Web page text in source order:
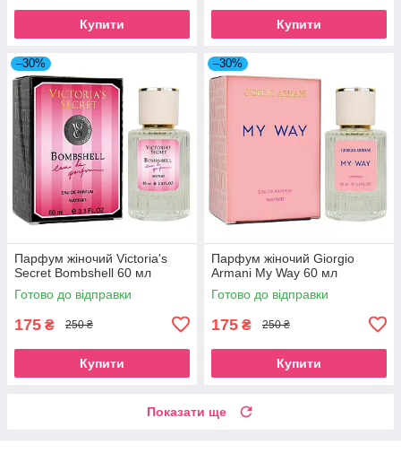
Купити Купити
–30%
Парфум жіночий Victoria's
Secret Bombshell 60 мл
Готово до відправки
175 ₴ 250 ₴
Купити
–30%
Парфум жіночий Giorgio
Armani My Way 60 мл
Готово до відправки
175 ₴ 250 ₴
Купити
Показати ще